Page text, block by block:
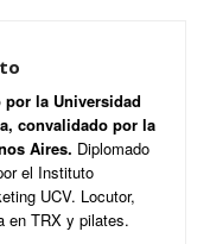
la Universidad
convalidado por la
Aires. Diplomado
el Instituto
UCV. Locutor,
en TRX y pilates.